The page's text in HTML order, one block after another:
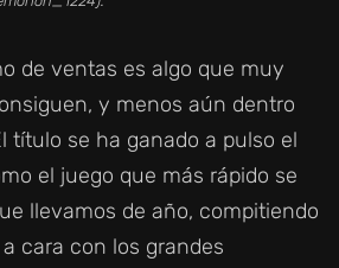
de ventas es algo que muy
y menos aún dentro
título se ha ganado a pulso el
el juego que más rápido se
llevamos de año, compitiendo
cara con los grandes